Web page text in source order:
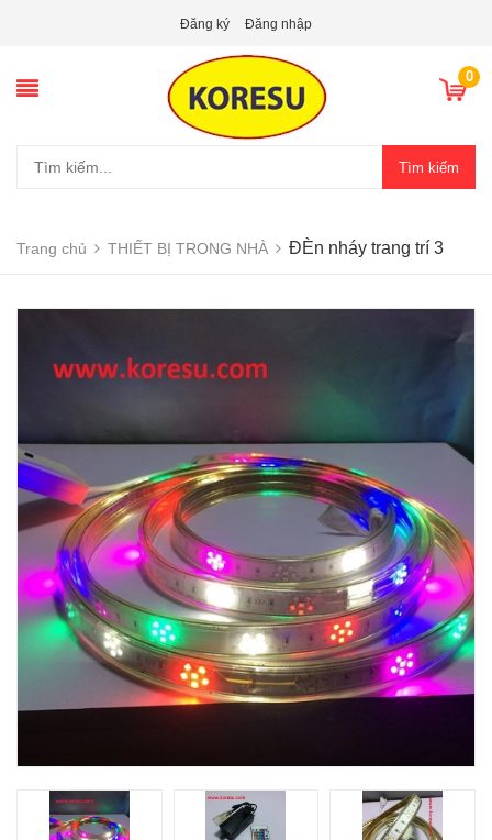
Đăng ký Đăng nhập
0
Tìm kiếm
Trang chủ THIẾT BỊ TRONG NHÀ ĐÈn nháy trang trí 3